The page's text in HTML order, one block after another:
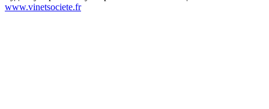
www.vinetsociete.fr